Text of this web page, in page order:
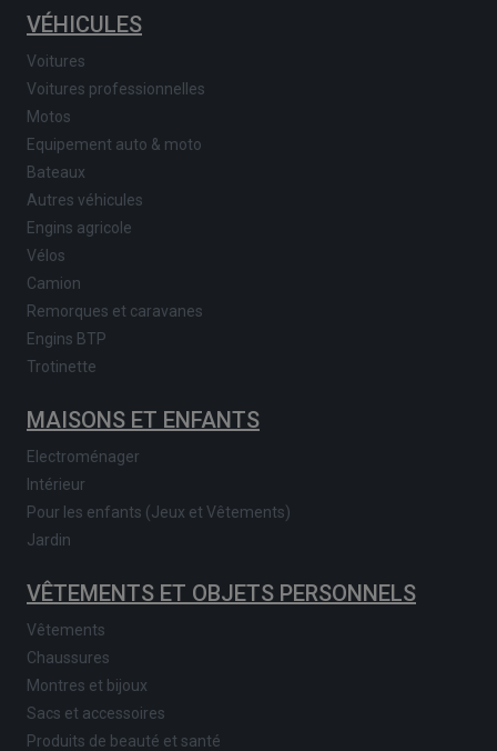
VÉHICULES
Voitures
Voitures professionnelles
Motos
Equipement auto & moto
Bateaux
Autres véhicules
Engins agricole
Vélos
Camion
Remorques et caravanes
Engins BTP
Trotinette
MAISONS ET ENFANTS
Electroménager
Intérieur
Pour les enfants (Jeux et Vêtements)
Jardin
VÊTEMENTS ET OBJETS PERSONNELS
Vêtements
Chaussures
Montres et bijoux
Sacs et accessoires
Produits de beauté et santé